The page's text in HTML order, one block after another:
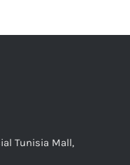
Tunisia Mall,